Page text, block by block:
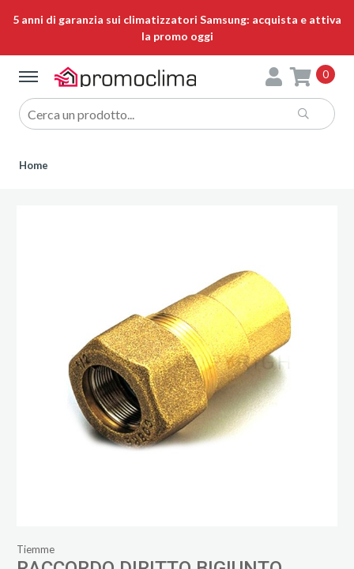
5 anni di garanzia sui climatizzatori Samsung: acquista e attiva
la promo oggi
0
Home
Tiemme